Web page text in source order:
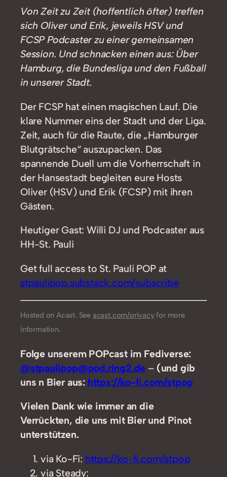
Von Zeit zu Zeit (hoffentlich öfter) treffen
sich Oliver und Erik, jeweils HSV und
FCSP Podcaster zu einer gemeinsamen
Session. Und schnacken einen aus: Über
Hamburg, die Bundesliga und den Fußball
in unserer Stadt.
Der FCSP hat einen magischen Lauf. Die
klare Nummer eins der Stadt und der Liga.
Zeit, auch für die Raute, die „Hamburger
Blutgrätsche“ auszupacken. Das
spannende Duell um die Vorherrschaft in
der Hansestadt begleiten eure Hosts
Oliver (HSV) und Erik (FCSP) mit ihren
Gästen.
Heutiger Gast: Willi DJ und Podcaster aus
HH-St. Pauli
Get full access to St. Pauli POP at
stpaulipop.substack.com/subscribe
Hosted on Acast. See acast.com/privacy for more
information.
Folge unserem POPcast im Fediverse:
@stpaulipop@pod.ring2.de – (und gib
uns n Bier aus: https://ko-fi.com/stpop
Vielen Dank wie immer an die
Verrückten, die uns mit Bier und Pinot
unterstützen.
via Ko-Fi: https://ko-fi.com/stpop
via Steady: